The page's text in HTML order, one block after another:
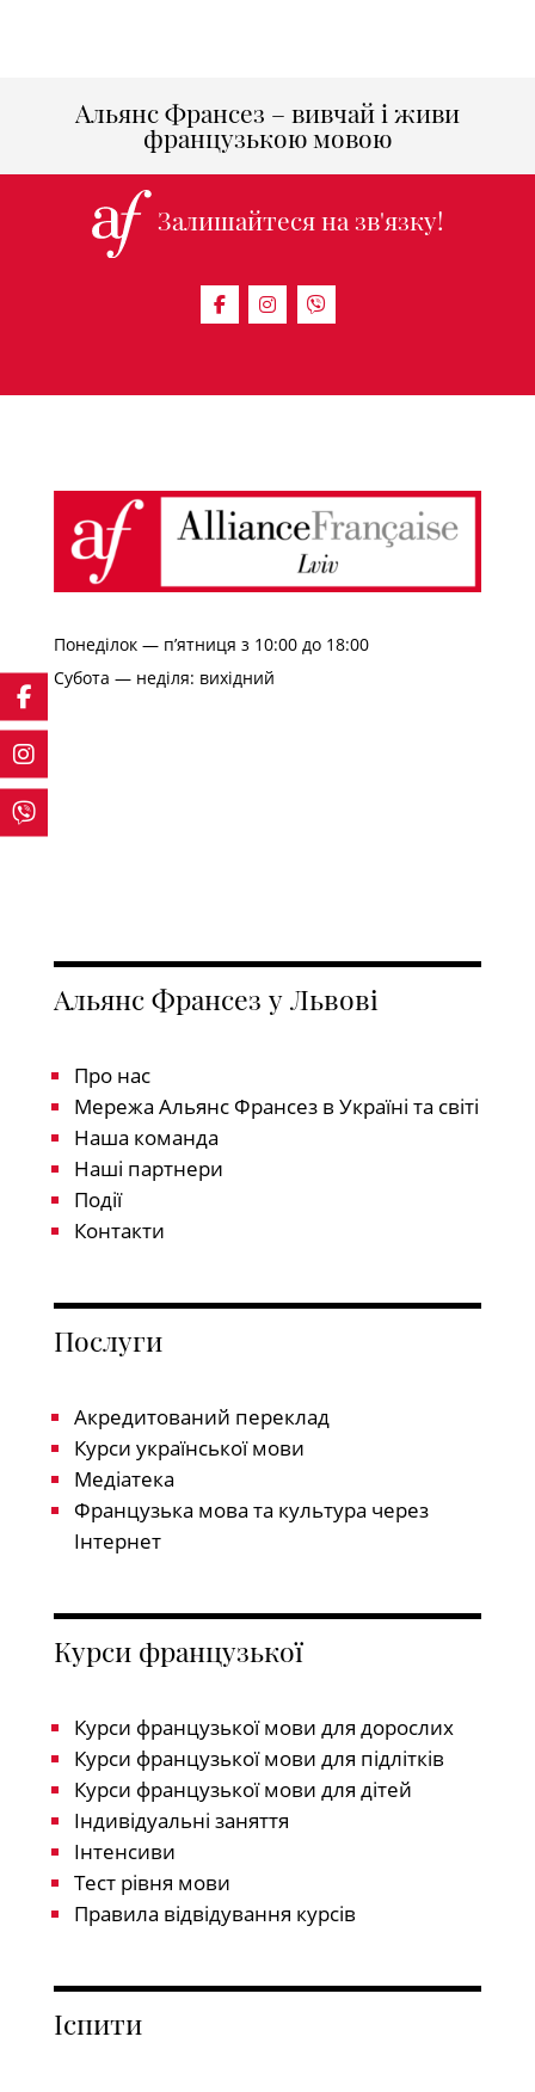
Альянс Франсез – вивчай і живи
французькою мовою
Залишайтеся на зв'язку!
Понеділок — п’ятниця з 10:00 до 18:00
Субота — неділя: вихідний
Альянс Франсез у Львові
Про нас
Мережа Альянс Франсез в Україні та світі
Наша команда
Наші партнери
Події
Контакти
Послуги
Акредитований переклад
Курси української мови
Медіатека
Французька мова та культура через
Інтернет
Курси французької
Курси французької мови для дорослих
Курси французької мови для підлітків
Курси французької мови для дітей
Індивідуальні заняття
Інтенсиви
Тест рівня мови
Правила відвідування курсів
Іспити